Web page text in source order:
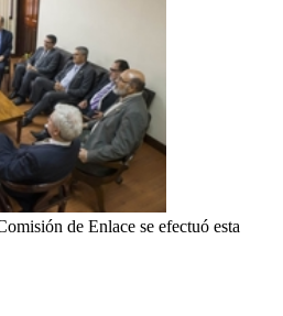
de Enlace se efectuó esta